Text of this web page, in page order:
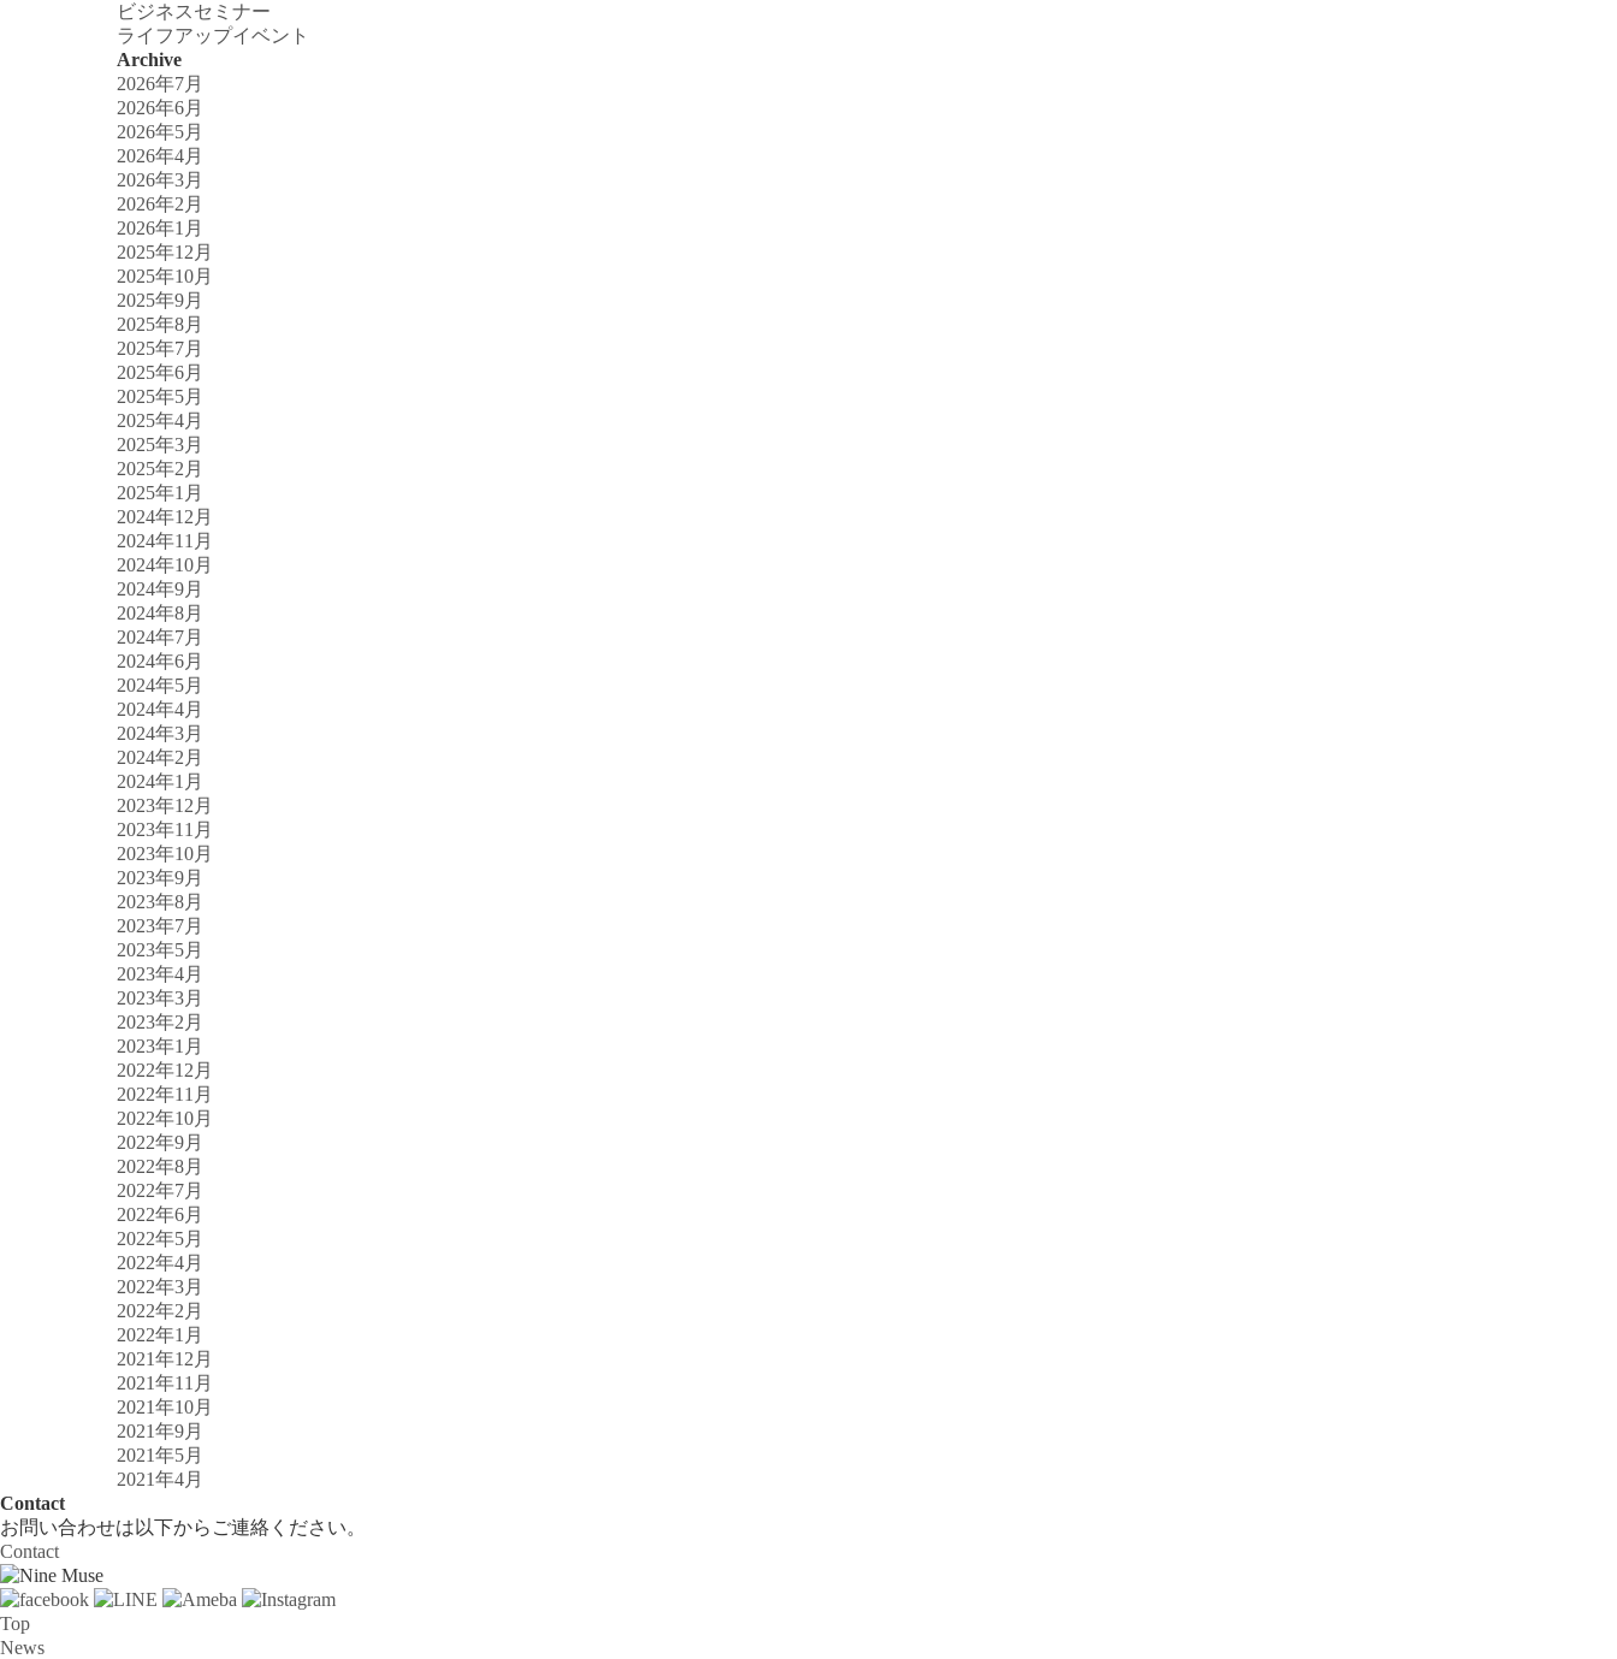
ビジネスセミナー
ライフアップイベント
Archive
2026年7月
2026年6月
2026年5月
2026年4月
2026年3月
2026年2月
2026年1月
2025年12月
2025年10月
2025年9月
2025年8月
2025年7月
2025年6月
2025年5月
2025年4月
2025年3月
2025年2月
2025年1月
2024年12月
2024年11月
2024年10月
2024年9月
2024年8月
2024年7月
2024年6月
2024年5月
2024年4月
2024年3月
2024年2月
2024年1月
2023年12月
2023年11月
2023年10月
2023年9月
2023年8月
2023年7月
2023年5月
2023年4月
2023年3月
2023年2月
2023年1月
2022年12月
2022年11月
2022年10月
2022年9月
2022年8月
2022年7月
2022年6月
2022年5月
2022年4月
2022年3月
2022年2月
2022年1月
2021年12月
2021年11月
2021年10月
2021年9月
2021年5月
2021年4月
Contact
お問い合わせは以下からご連絡ください。
Contact
Top
News